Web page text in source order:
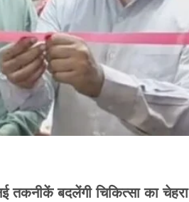
तकनीकें बदलेंगी चिकित्सा का चेहरा